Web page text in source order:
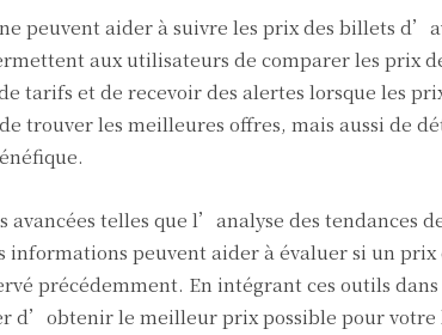
peuvent aider à suivre les prix des billets
aux utilisateurs de comparer les prix
tarifs et de recevoir des alertes lorsque les
trouver les meilleures offres, mais aussi de
telles que l’analyse des tendances
informations peuvent aider à évaluer si un prix
précédemment. En intégrant ces outils
d’obtenir le meilleur prix possible pour